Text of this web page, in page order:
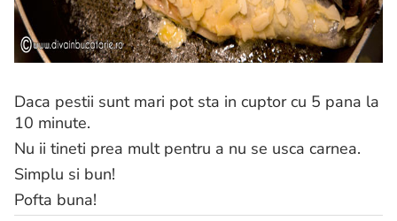
Daca pestii sunt mari pot sta in cuptor cu 5 pana la
10 minute.
Nu ii tineti prea mult pentru a nu se usca carnea.
Simplu si bun!
Pofta buna!